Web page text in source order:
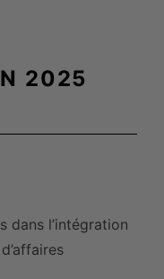
2025
dans l’intégration